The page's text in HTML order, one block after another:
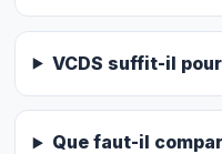
VCDS suffit-il
Que faut-il